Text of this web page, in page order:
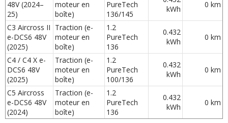
48V (2024–
25)
moteur en
boîte)
PureTech
136/145
kWh
0 km
C3 Aircross II
e-DCS6 48V
(2025)
Traction (e-
moteur en
boîte)
1.2
PureTech
136
0.432
kWh
0 km
C4 / C4 X e-
DCS6 48V
(2025)
Traction (e-
moteur en
boîte)
1.2
PureTech
100/136
0.432
kWh
0 km
C5 Aircross
e-DCS6 48V
(2024)
Traction (e-
moteur en
boîte)
1.2
PureTech
136
0.432
kWh
0 km